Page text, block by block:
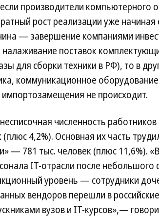
производители компьютерного
рост реализации уже начиная
— завершение компаниями
налаживание поставок
для сборки техники в РФ), то в
коммуникационное
импортозамещения не происходит.
численность
4,2%). Основная их часть
— 781 тыс. человек (плюс 11,6%).
IT-отрасли после небольшого
уровень — сотрудники
вендоров перешли в
вузов и IT-курсов»,—